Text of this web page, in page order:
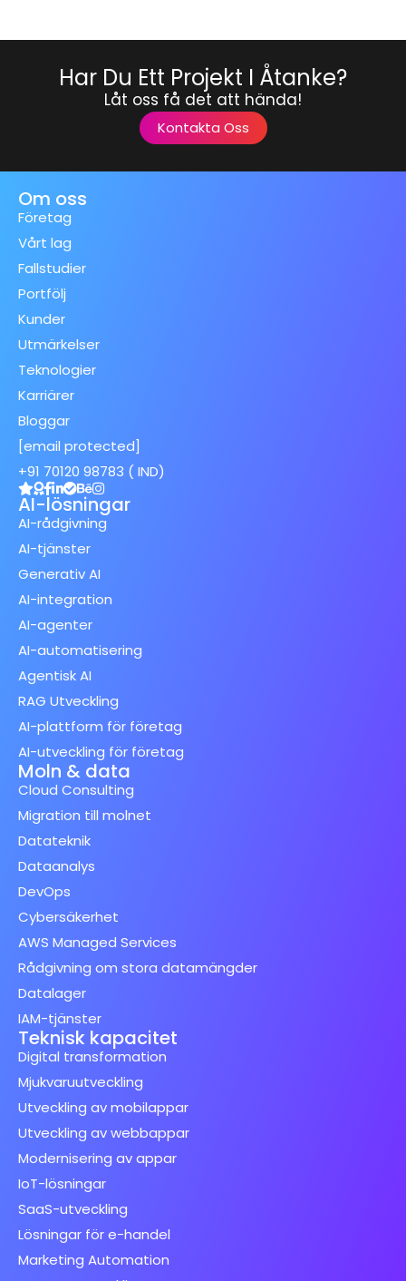
Har Du Ett Projekt I Åtanke?
Låt oss få det att hända!
Kontakta Oss
Om oss
Företag
Vårt lag
Fallstudier
Portfölj
Kunder
Utmärkelser
Teknologier
Karriärer
Bloggar
[email protected]
+91 70120 98783 ( IND)
AI-lösningar
AI-rådgivning
AI-tjänster
Generativ AI
AI-integration
AI-agenter
AI-automatisering
Agentisk AI
RAG Utveckling
AI-plattform för företag
AI-utveckling för företag
Moln & data
Cloud Consulting
Migration till molnet
Datateknik
Dataanalys
DevOps
Cybersäkerhet
AWS Managed Services
Rådgivning om stora datamängder
Datalager
IAM-tjänster
Teknisk kapacitet
Digital transformation
Mjukvaruutveckling
Utveckling av mobilappar
Utveckling av webbappar
Modernisering av appar
IoT-lösningar
SaaS-utveckling
Lösningar för e-handel
Marketing Automation